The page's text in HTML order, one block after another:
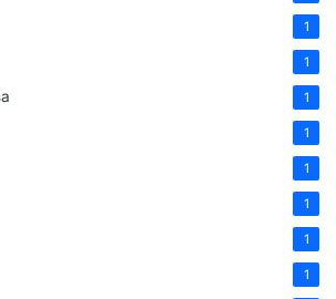
1
1
1
1
1
1
1
1